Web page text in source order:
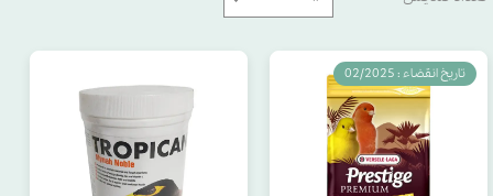
تاریخ انقضاء : 02/2025